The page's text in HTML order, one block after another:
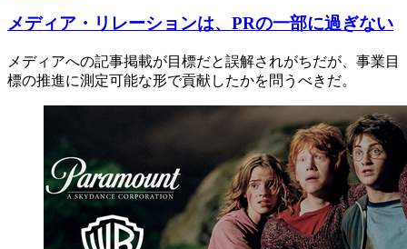
メディア・リレーションは、PRの一部に過ぎない
メディアへの記事掲載が目標だと誤解されがちだが、事業目
標の推進に測定可能な形で貢献したかを問うべきだ。